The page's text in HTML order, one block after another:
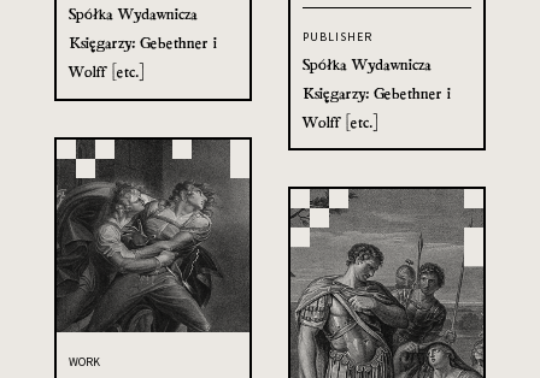
Spółka Wydawnicza
Księgarzy: Gebethner i
Wolff [etc.]
PUBLISHER
Spółka Wydawnicza
Księgarzy: Gebethner i
Wolff [etc.]
WORK